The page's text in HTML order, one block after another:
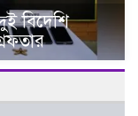
বিদেশি